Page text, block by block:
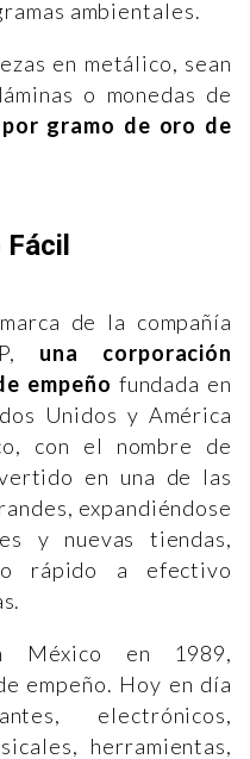
ambientales.
en metálico, sean
o monedas de
gramo de oro de
Fácil
de la compañía
una corporación
empeño fundada en
Unidos y América
con el nombre de
en una de las
expandiéndose
y nuevas tiendas,
rápido a efectivo
México en 1989,
empeño. Hoy en día
electrónicos,
herramientas,